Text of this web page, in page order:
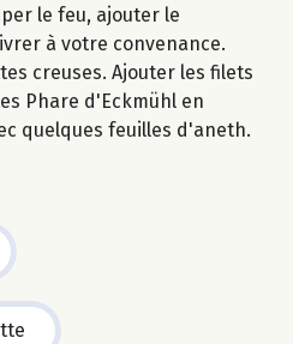
le feu, ajouter le
à votre convenance.
creuses. Ajouter les filets
Phare d'Eckmühl en
quelques feuilles d'aneth.